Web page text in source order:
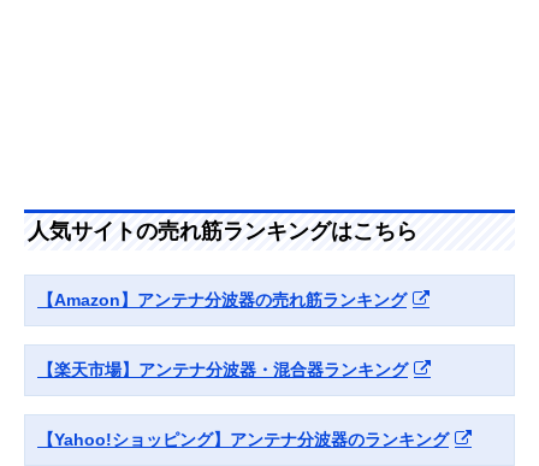
Amazonで見る
用混合分波器
MXEUV
にくい高いシール
ド性能
Amazonで見る
(AINEX) アンテナ
分波器 ANT-DM
して使える2in1
人気サイトの売れ筋ランキングはこちら
【Amazon】アンテナ分波器の売れ筋ランキング
【楽天市場】アンテナ分波器・混合器ランキング
【Yahoo!ショッピング】アンテナ分波器のランキング